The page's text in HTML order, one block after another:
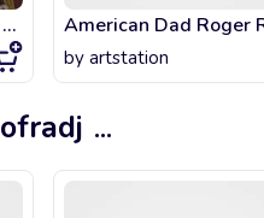
Space Patrol Luluco Dad Keiji
by artstation
ofradj ...